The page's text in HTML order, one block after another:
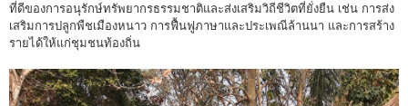
ที่ดีของการอนุรักษ์ทรัพยากรธรรมชาติและส่งเสริมวิถีชีวิตที่ยั่งยืน เช่น การส่ง
เสริมการปลูกพืชเมืองหนาว การฟื้นฟูภาษาและประเพณีล้านนา และการสร้าง
รายได้ให้แก่ชุมชนท้องถิ่น